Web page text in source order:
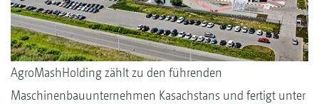
AgroMashHolding zählt zu den führenden
Maschinenbauunternehmen Kasachstans und fertigt unter